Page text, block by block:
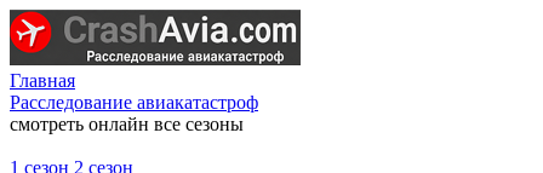
Главная
Расследование авиакатастроф
смотреть онлайн все сезоны
1 сезон 2 сезон